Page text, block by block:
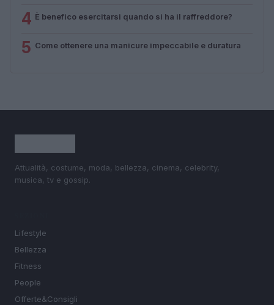
4 È benefico esercitarsi quando si ha il raffreddore?
5 Come ottenere una manicure impeccabile e duratura
Attualità, costume, moda, bellezza, cinema, celebrity,
musica, tv e gossip.
Lifestyle
Bellezza
Fitness
People
Offerte&Consigli